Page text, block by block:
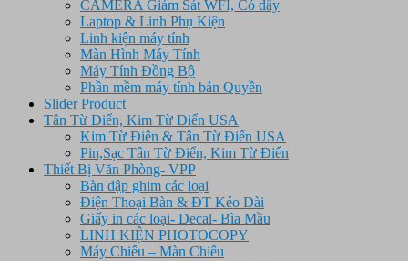
CAMERA Giám Sát WFI, Có dây
Laptop & Linh Phụ Kiện
Linh kiện máy tính
Màn Hình Máy Tính
Máy Tính Đồng Bộ
Phần mềm máy tính bản Quyền
Slider Product
Tân Từ Điển, Kim Từ Điển USA
Kim Từ Điên & Tân Từ Điển USA
Pin,Sạc Tân Từ Điển, Kim Từ Điển
Thiết Bị Văn Phòng- VPP
Bàn dập ghim các loại
Điện Thoại Bàn & ĐT Kéo Dài
Giấy in các loại- Decal- Bìa Mầu
LINH KIỆN PHOTOCOPY
Máy Chiếu – Màn Chiếu